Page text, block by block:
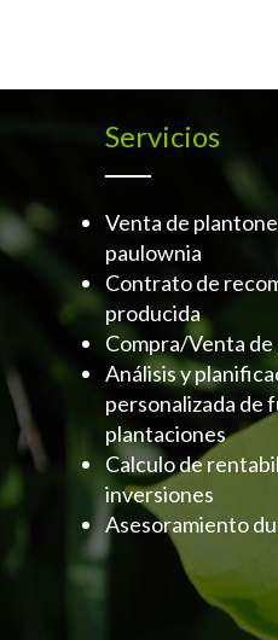
Servicios
Venta de
paulownia
Contrato de
producida
Compra/Venta de
Análisis y
personalizada de
plantaciones
Calculo de
inversiones
Asesoramiento